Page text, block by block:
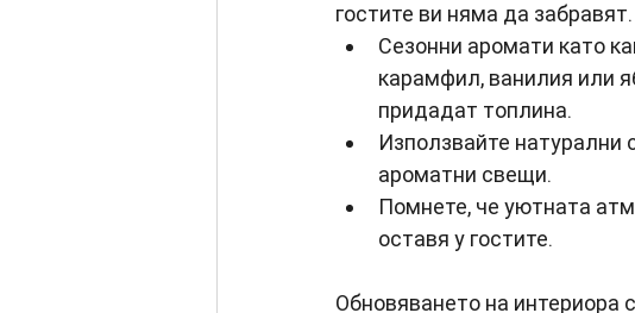
гостите ви няма да забравят.
Сезонни аромати като
карамфил, ванилия или
придадат топлина.
Използвайте
ароматни свещи.
Помнете, че уютната
оставя у гостите.
Обновяването на интериора